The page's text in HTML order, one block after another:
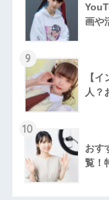
画や
9
【
人？
10
おす
覧！